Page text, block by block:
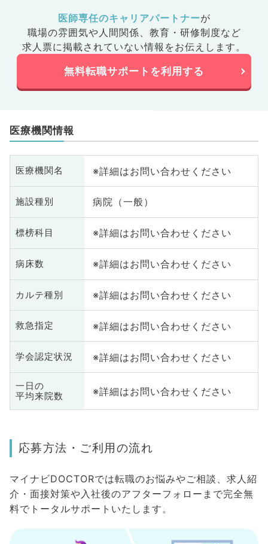
医師専任のキャリアパートナーが
職場の雰囲気や人間関係、 教育・研修制度など
求人票に掲載されていない情報をお伝えします。
無料転職サポートを利用する
医療機関情報
医療機関名 ※詳細はお問い合わせください
施設種別 病院（一般）
標榜科目 ※詳細はお問い合わせください
病床数 ※詳細はお問い合わせください
カルテ種別 ※詳細はお問い合わせください
救急指定 ※詳細はお問い合わせください
学会認定状況 ※詳細はお問い合わせください
一日の
平均来院数
※詳細はお問い合わせください
応募方法・ご利用の流れ
マイナビDOCTORでは転職のお悩みやご相談、求人紹
介・面接対策や入社後のアフターフォローまで完全無
料でトータルサポートいたします。